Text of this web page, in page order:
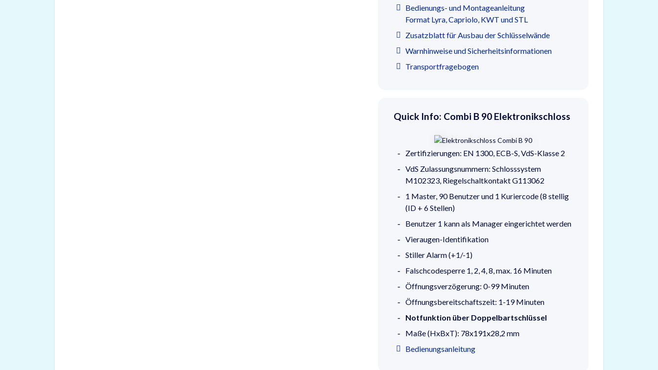
Bedienungs- und Montageanleitung
Format Lyra, Capriolo, KWT und STL
Zusatzblatt für Ausbau der Schlüsselwände
Warnhinweise und Sicherheitsinformationen
Transportfragebogen
Quick Info: Combi B 90 Elektronikschloss
Zertifizierungen: EN 1300, ECB-S, VdS-Klasse 2
VdS Zulassungsnummern: Schlosssystem
M102323, Riegelschaltkontakt G113062
1 Master, 90 Benutzer und 1 Kuriercode (8 stellig
(ID + 6 Stellen)
Benutzer 1 kann als Manager eingerichtet werden
Vieraugen-Identifikation
Stiller Alarm (+1/-1)
Falschcodesperre 1, 2, 4, 8, max. 16 Minuten
Öffnungsverzögerung: 0-99 Minuten
Öffnungsbereitschaftszeit: 1-19 Minuten
Notfunktion über Doppelbartschlüssel
Maße (HxBxT): 78x191x28,2 mm
Bedienungsanleitung